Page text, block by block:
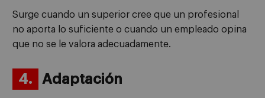
Surge cuando un superior cree que un profesional
no aporta lo suficiente o cuando un empleado opina
que no se le valora adecuadamente.
4. Adaptación